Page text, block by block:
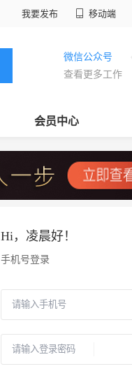
我要发布 移动端
微信公众号
查看更多工作
会员中心
Hi， 凌晨好！
手机号登录